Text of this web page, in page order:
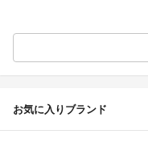
お気に入りブランド